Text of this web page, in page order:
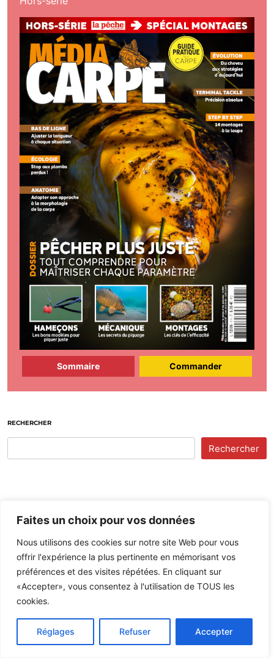
Faites un choix pour vos données
Nous utilisons des cookies sur notre site Web pour vous
offrir l'expérience la plus pertinente en mémorisant vos
préférences et des visites répétées. En cliquant sur
«Accepter», vous consentez à l'utilisation de TOUS les
cookies.
Réglages Refuser Accepter
Sommaire Commander
RECHERCHER
Rechercher
La Pêche et les Poissons
Chargement de la dernière vidéo...